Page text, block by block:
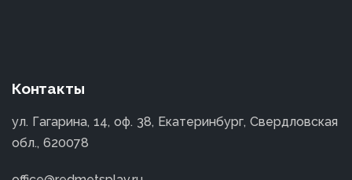
Контакты
ул. Гагарина, 14, оф. 38, Екатеринбург, Свердловская
обл., 620078